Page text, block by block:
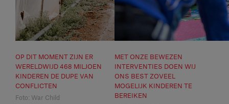
OP DIT MOMENT ZIJN ER
WERELDWIJD 468 MILJOEN
KINDEREN DE DUPE VAN
CONFLICTEN
Foto: War Child
MET ONZE BEWEZEN
INTERVENTIES DOEN WIJ
ONS BEST ZOVEEL
MOGELIJK KINDEREN TE
BEREIKEN